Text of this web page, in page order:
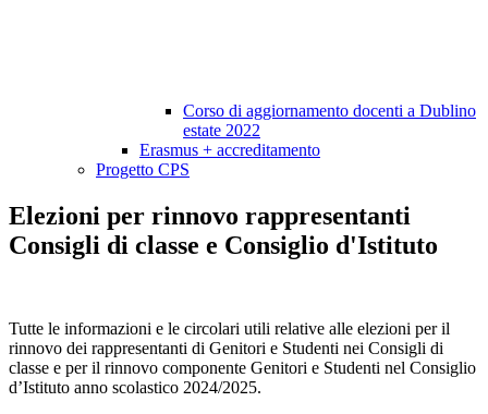
Corso di aggiornamento docenti a Dublino
estate 2022
Erasmus + accreditamento
Progetto CPS
Elezioni per rinnovo rappresentanti
Consigli di classe e Consiglio d'Istituto
Tutte le informazioni e le circolari utili relative alle elezioni per il
rinnovo dei rappresentanti di Genitori e Studenti nei Consigli di
classe e per il rinnovo componente Genitori e Studenti nel Consiglio
d’Istituto anno scolastico 2024/2025.